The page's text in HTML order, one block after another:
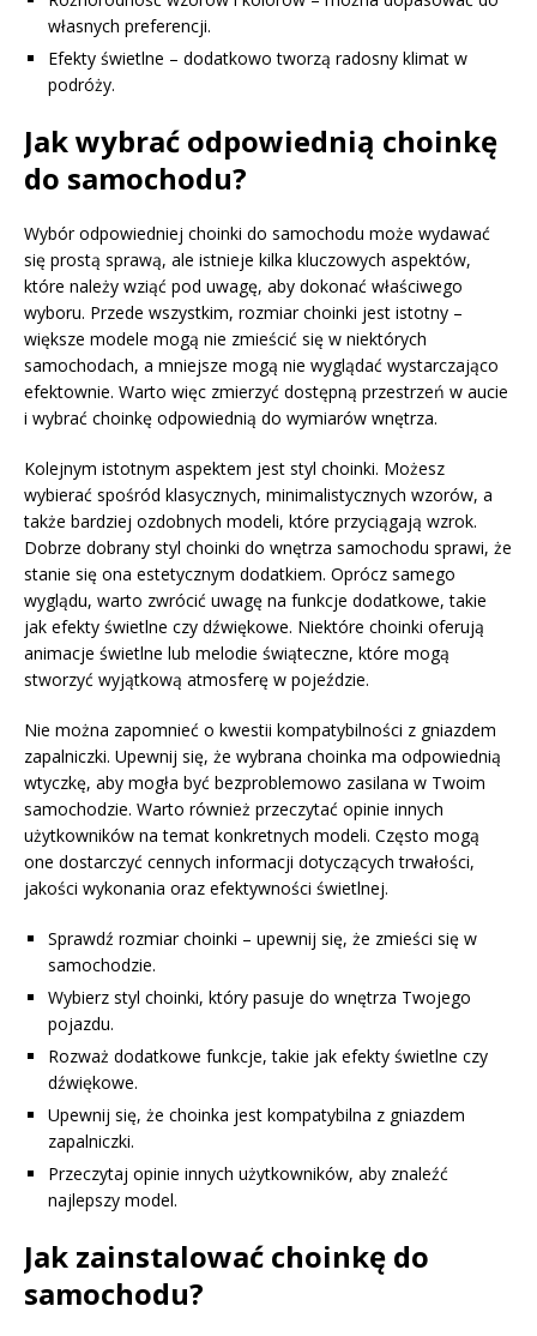
własnych preferencji.
Efekty świetlne – dodatkowo tworzą radosny klimat w
podróży.
Jak wybrać odpowiednią choinkę
do samochodu?
Wybór odpowiedniej choinki do samochodu może wydawać
się prostą sprawą, ale istnieje kilka kluczowych aspektów,
które należy wziąć pod uwagę, aby dokonać właściwego
wyboru. Przede wszystkim, rozmiar choinki jest istotny –
większe modele mogą nie zmieścić się w niektórych
samochodach, a mniejsze mogą nie wyglądać wystarczająco
efektownie. Warto więc zmierzyć dostępną przestrzeń w aucie
i wybrać choinkę odpowiednią do wymiarów wnętrza.
Kolejnym istotnym aspektem jest styl choinki. Możesz
wybierać spośród klasycznych, minimalistycznych wzorów, a
także bardziej ozdobnych modeli, które przyciągają wzrok.
Dobrze dobrany styl choinki do wnętrza samochodu sprawi, że
stanie się ona estetycznym dodatkiem. Oprócz samego
wyglądu, warto zwrócić uwagę na funkcje dodatkowe, takie
jak efekty świetlne czy dźwiękowe. Niektóre choinki oferują
animacje świetlne lub melodie świąteczne, które mogą
stworzyć wyjątkową atmosferę w pojeździe.
Nie można zapomnieć o kwestii kompatybilności z gniazdem
zapalniczki. Upewnij się, że wybrana choinka ma odpowiednią
wtyczkę, aby mogła być bezproblemowo zasilana w Twoim
samochodzie. Warto również przeczytać opinie innych
użytkowników na temat konkretnych modeli. Często mogą
one dostarczyć cennych informacji dotyczących trwałości,
jakości wykonania oraz efektywności świetlnej.
Sprawdź rozmiar choinki – upewnij się, że zmieści się w
samochodzie.
Wybierz styl choinki, który pasuje do wnętrza Twojego
pojazdu.
Rozważ dodatkowe funkcje, takie jak efekty świetlne czy
dźwiękowe.
Upewnij się, że choinka jest kompatybilna z gniazdem
zapalniczki.
Przeczytaj opinie innych użytkowników, aby znaleźć
najlepszy model.
Jak zainstalować choinkę do
samochodu?